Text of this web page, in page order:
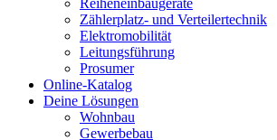
Zählerplatz- und Verteilertechnik
Elektromobilität
Leitungsführung
Prosumer
Online-Katalog
Deine Lösungen
Wohnbau
Gewerbebau